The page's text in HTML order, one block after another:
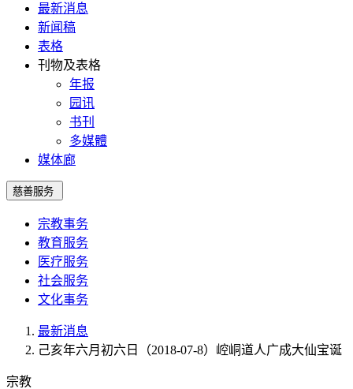
最新消息
新闻稿
表格
刊物及表格
年报
园讯
书刊
多媒體
媒体廊
慈善服务
宗教事务
教育服务
医疗服务
社会服务
文化事务
最新消息
己亥年六月初六日（2018-07-8）崆峒道人广成大仙宝诞
宗教